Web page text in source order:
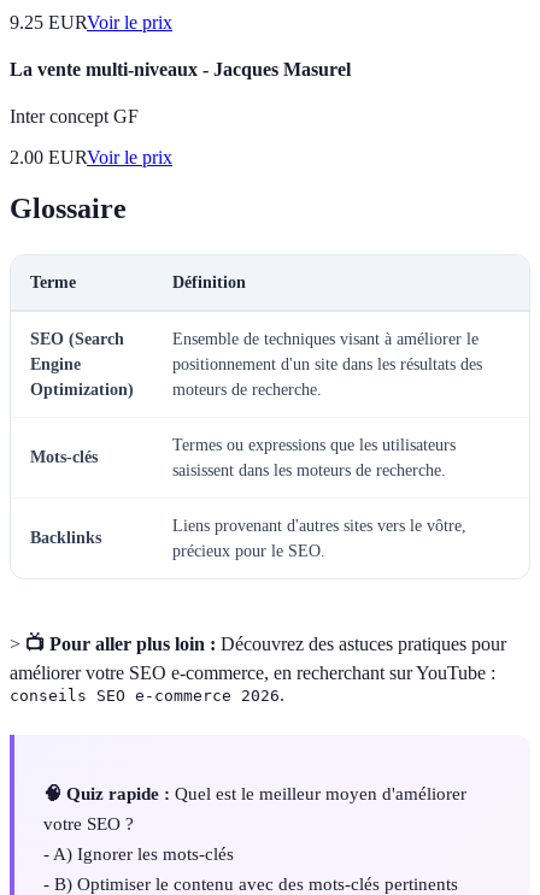
9.25 EURVoir le prix
La vente multi-niveaux - Jacques Masurel
Inter concept GF
2.00 EURVoir le prix
Glossaire
Terme Définition
SEO (Search
Engine
Optimization)
Ensemble de techniques visant à améliorer le
positionnement d'un site dans les résultats des
moteurs de recherche.
Mots-clés
Termes ou expressions que les utilisateurs
saisissent dans les moteurs de recherche.
Backlinks
Liens provenant d'autres sites vers le vôtre,
précieux pour le SEO.
> 📺 Pour aller plus loin : Découvrez des astuces pratiques pour
améliorer votre SEO e-commerce, en recherchant sur YouTube :
conseils SEO e-commerce 2026.
🧠 Quiz rapide : Quel est le meilleur moyen d'améliorer
votre SEO ?
- A) Ignorer les mots-clés
- B) Optimiser le contenu avec des mots-clés pertinents